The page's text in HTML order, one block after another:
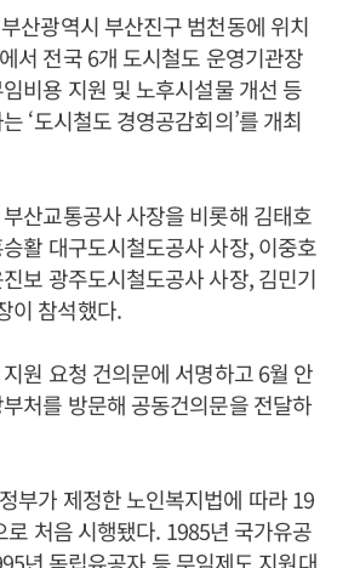
산광역시 부산진구 범천동에 위치
서 전국 6개 도시철도 운영기관장
비용 지원 및 노후시설물 개선 등
‘도시철도 경영공감회의’를 개최
산교통공사 사장을 비롯해 김태호
활 대구도시철도공사 사장, 이중호
보 광주도시철도공사 사장, 김민기
이 참석했다.
원 요청 건의문에 서명하고 6월 안
처를 방문해 공동건의문을 전달하
부가 제정한 노인복지법에 따라 19
처음 시행됐다. 1985년 국가유공